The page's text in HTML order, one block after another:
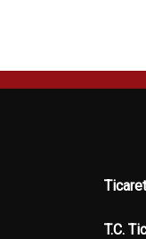
T.C.